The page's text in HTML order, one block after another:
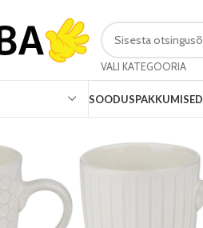
VALI KATEGOORIA
SOODUSPAKKUMISED